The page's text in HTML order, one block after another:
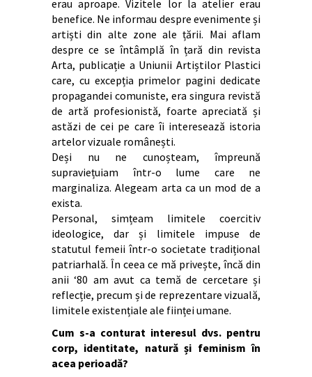
erau aproape. Vizitele lor la atelier erau
benefice. Ne informau despre evenimente și
artiști din alte zone ale țării. Mai aflam
despre ce se întâmplă în țară din revista
Arta, publicație a Uniunii Artiștilor Plastici
care, cu excepția primelor pagini dedicate
propagandei comuniste, era singura revistă
de artă profesionistă, foarte apreciată și
astăzi de cei pe care îi interesează istoria
artelor vizuale românești.
Deși nu ne cunoșteam, împreună
supraviețuiam într-o lume care ne
marginaliza. Alegeam arta ca un mod de a
exista.
Personal, simțeam limitele coercitiv
ideologice, dar și limitele impuse de
statutul femeii într-o societate tradițional
patriarhală. În ceea ce mă privește, încă din
anii ‘80 am avut ca temă de cercetare și
reflecție, precum și de reprezentare vizuală,
limitele existențiale ale ființei umane.
Cum s-a conturat interesul dvs. pentru
corp, identitate, natură și feminism în
acea perioadă?